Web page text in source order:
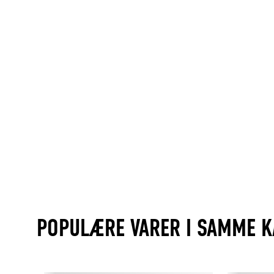
POPULÆRE VARER I SAMME